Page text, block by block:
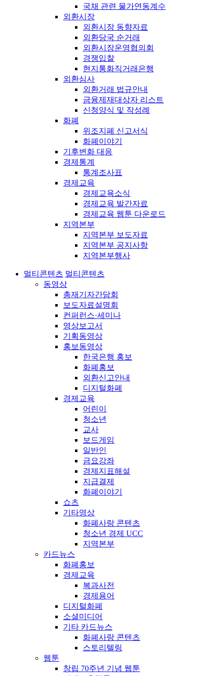
국채 관련 물가연동계수
외환시장
외환시장 동향자료
외환당국 순거래
외환시장운영협의회
경쟁입찰
현지통화직거래은행
외환심사
외환거래 법규안내
금융제재대상자 리스트
신청양식 및 작성례
화폐
위조지폐 신고서식
화폐이야기
기후변화 대응
경제통계
통계조사표
경제교육
경제교육소식
경제교육 발간자료
경제교육 웹툰 다운로드
지역본부
지역본부 보도자료
지역본부 공지사항
지역본부행사
멀티콘텐츠 멀티콘텐츠
동영상
총재기자간담회
보도자료설명회
컨퍼런스·세미나
영상보고서
기획동영상
홍보동영상
한국은행 홍보
화폐홍보
외환신고안내
디지털화폐
경제교육
어린이
청소년
교사
보드게임
일반인
금요강좌
경제지표해설
지급결제
화폐이야기
쇼츠
기타영상
화폐사랑 콘텐츠
청소년 경제 UCC
지역본부
카드뉴스
화폐홍보
경제교육
복과사전
경제용어
디지털화폐
소셜미디어
기타 카드뉴스
화폐사랑 콘텐츠
스토리텔링
웹툰
창립 70주년 기념 웹툰